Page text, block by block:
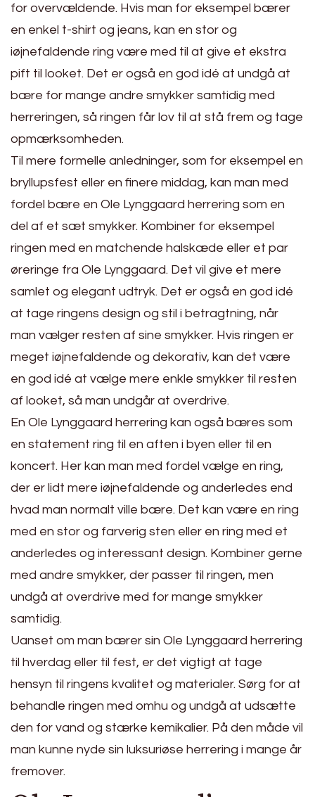
for overvældende. Hvis man for eksempel bærer
en enkel t-shirt og jeans, kan en stor og
iøjnefaldende ring være med til at give et ekstra
pift til looket. Det er også en god idé at undgå at
bære for mange andre smykker samtidig med
herreringen, så ringen får lov til at stå frem og tage
opmærksomheden.
Til mere formelle anledninger, som for eksempel en
bryllupsfest eller en finere middag, kan man med
fordel bære en Ole Lynggaard herrering som en
del af et sæt smykker. Kombiner for eksempel
ringen med en matchende halskæde eller et par
øreringe fra Ole Lynggaard. Det vil give et mere
samlet og elegant udtryk. Det er også en god idé
at tage ringens design og stil i betragtning, når
man vælger resten af sine smykker. Hvis ringen er
meget iøjnefaldende og dekorativ, kan det være
en god idé at vælge mere enkle smykker til resten
af looket, så man undgår at overdrive.
En Ole Lynggaard herrering kan også bæres som
en statement ring til en aften i byen eller til en
koncert. Her kan man med fordel vælge en ring,
der er lidt mere iøjnefaldende og anderledes end
hvad man normalt ville bære. Det kan være en ring
med en stor og farverig sten eller en ring med et
anderledes og interessant design. Kombiner gerne
med andre smykker, der passer til ringen, men
undgå at overdrive med for mange smykker
samtidig.
Uanset om man bærer sin Ole Lynggaard herrering
til hverdag eller til fest, er det vigtigt at tage
hensyn til ringens kvalitet og materialer. Sørg for at
behandle ringen med omhu og undgå at udsætte
den for vand og stærke kemikalier. På den måde vil
man kunne nyde sin luksuriøse herrering i mange år
fremover.